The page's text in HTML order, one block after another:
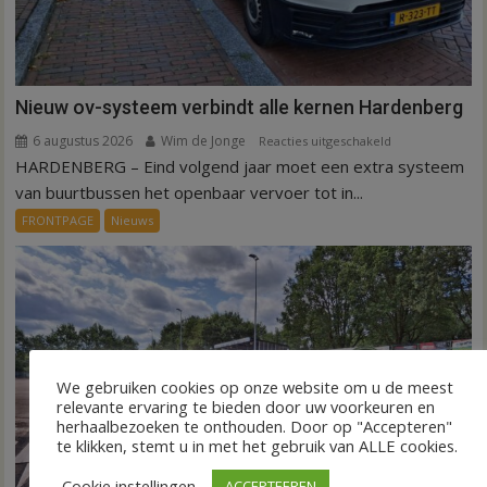
Nieuw ov-systeem verbindt alle kernen Hardenberg
6 augustus 2026 Wim de Jonge Reacties uitgeschakeld
Nieuw
alle
kernen
Hardenberg
HARDENBERG – Eind volgend jaar moet een extra systeem
van buurtbussen het openbaar vervoer tot in...
FRONTPAGE Nieuws
We gebruiken cookies op onze website om u de meest
relevante ervaring te bieden door uw voorkeuren en
herhaalbezoeken te onthouden. Door op "Accepteren"
te klikken, stemt u in met het gebruik van ALLE cookies.